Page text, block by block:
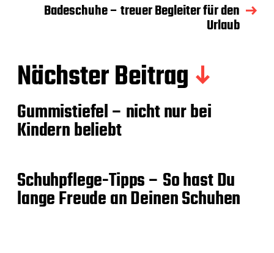
Badeschuhe – treuer Begleiter für den
Urlaub
Nächster Beitrag
Gummistiefel – nicht nur bei
Kindern beliebt
Schuhpflege-Tipps – So hast Du
lange Freude an Deinen Schuhen